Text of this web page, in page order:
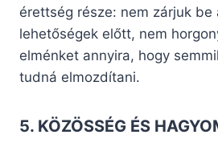
érettség része: nem zárjuk be
lehetőségek előtt, nem
elménket annyira, hogy
tudná elmozdítani.
5. KÖZÖSSÉG ÉS